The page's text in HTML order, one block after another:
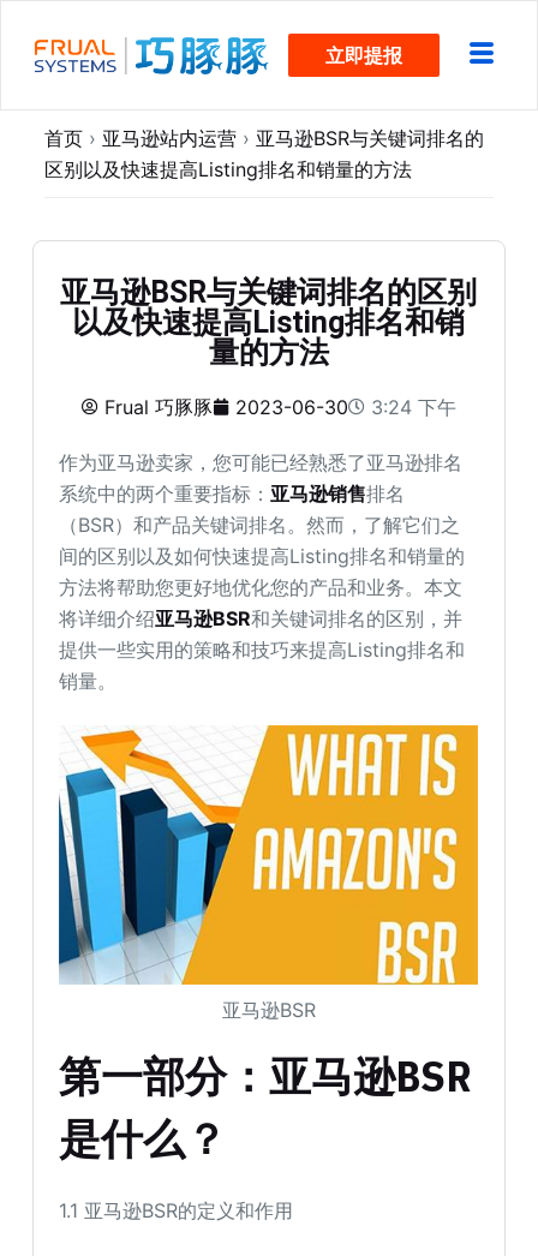
过
立即提报
首页 › 亚马逊站内运营 › 亚马逊BSR与关键词排名的
区别以及快速提高Listing排名和销量的方法
亚马逊BSR与关键词排名的区别
以及快速提高Listing排名和销
量的方法
Frual 巧豚豚 2023-06-30 3:24 下午
作为亚马逊卖家，您可能已经熟悉了亚马逊排名
系统中的两个重要指标：亚马逊销售排名
（BSR）和产品关键词排名。然而，了解它们之
间的区别以及如何快速提高Listing排名和销量的
方法将帮助您更好地优化您的产品和业务。本文
将详细介绍亚马逊BSR和关键词排名的区别，并
提供一些实用的策略和技巧来提高Listing排名和
销量。
亚马逊BSR
第一部分：亚马逊BSR
是什么？
1.1 亚马逊BSR的定义和作用